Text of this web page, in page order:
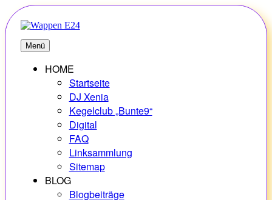
Zum
Inhalt
springen
E24
Erlebnisse – Hobbys – Vielfalt
Menü
HOME
Startseite
DJ Xenia
Kegelclub „Bunte9“
Digital
FAQ
Linksammlung
Sitemap
BLOG
Blogbeiträge